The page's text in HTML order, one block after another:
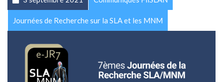
Journées de Recherche sur la SLA et les MNM